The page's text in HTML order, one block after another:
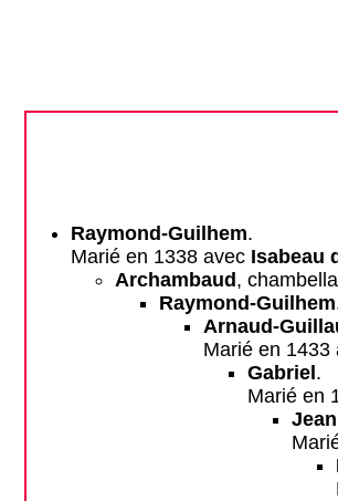
Raymond-Guilhem.
Marié en 1338 avec Isabeau
Archambaud,
Raymond-Guilhem
Arnaud-
Marié en 1433
Gabriel.
Marié en